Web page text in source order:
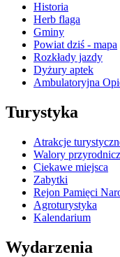
Historia
Herb flaga
Gminy
Powiat dziś - mapa
Rozkłady jazdy
Dyżury aptek
Ambulatoryjna
Turystyka
Atrakcje
Walory
Ciekawe miejsca
Zabytki
Rejon Pamięci
Agroturystyka
Kalendarium
Wydarzenia